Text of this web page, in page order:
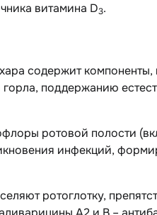
витамина D3.
содержит
поддержанию
ротовой полости
инфекций,
ротоглотку,